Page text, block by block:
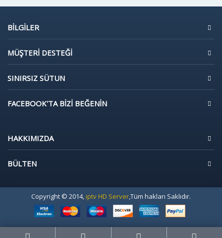
BILGILER
MÜŞTERI DESTEĞI
SINIRSIZ SÜTUN
FACEBOOK'TA BIZI BEĞENIN
HAKKIMIZDA
BÜLTEN
Copyright © 2014, iptv HD Server,Tüm hakları Saklıdır.